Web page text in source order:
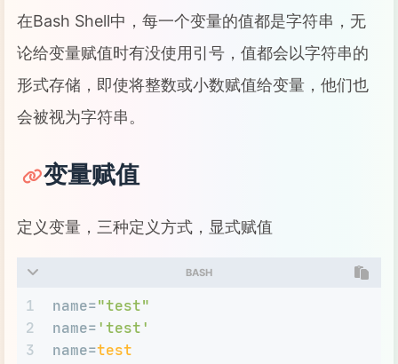
在Bash Shell中，每一个变量的值都是字符串，无
论给变量赋值时有没使用引号，值都会以字符串的
形式存储，即使将整数或小数赋值给变量，他们也
会被视为字符串。
变量赋值
定义变量，三种定义方式，显式赋值
BASH
1
2
3
name="test"
name= 'test'
name=test